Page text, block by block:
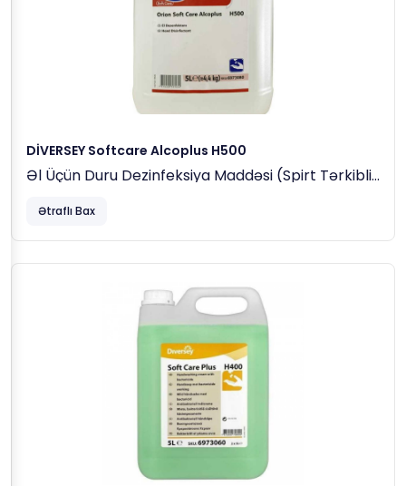
DİVERSEY Softcare Alcoplus H500
Əl Üçün Duru Dezinfeksiya Maddəsi (spirt Tərkibli)
Ətraflı Bax